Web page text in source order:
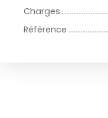
Charges
Référence